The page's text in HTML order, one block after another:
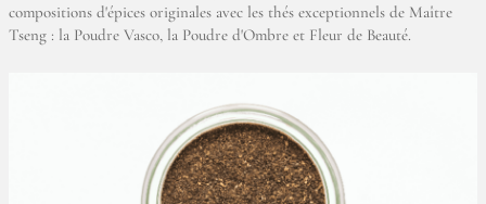
compositions d'épices originales avec les thés exceptionnels de Maître
Tseng : la Poudre Vasco, la Poudre d'Ombre et Fleur de Beauté.